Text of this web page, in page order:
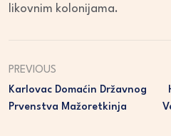
likovnim kolonijama.
PREVIOUS
Karlovac Domaćin Državnog
Prvenstva Mažoretkinja